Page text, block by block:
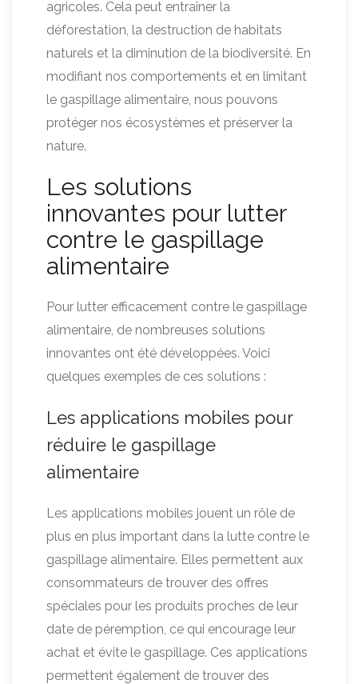
agricoles. Cela peut entraîner la
déforestation, la destruction de habitats
naturels et la diminution de la biodiversité. En
modifiant nos comportements et en limitant
le gaspillage alimentaire, nous pouvons
protéger nos écosystèmes et préserver la
nature.
Les solutions
innovantes pour lutter
contre le gaspillage
alimentaire
Pour lutter efficacement contre le gaspillage
alimentaire, de nombreuses solutions
innovantes ont été développées. Voici
quelques exemples de ces solutions :
Les applications mobiles pour
réduire le gaspillage
alimentaire
Les applications mobiles jouent un rôle de
plus en plus important dans la lutte contre le
gaspillage alimentaire. Elles permettent aux
consommateurs de trouver des offres
spéciales pour les produits proches de leur
date de péremption, ce qui encourage leur
achat et évite le gaspillage. Ces applications
permettent également de trouver des